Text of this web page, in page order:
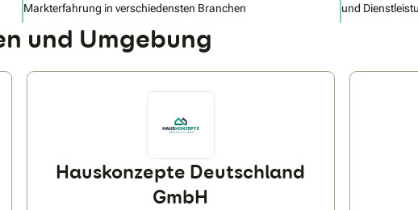
Markterfahrung in verschiedensten Branchen und
und Umgebung
Hauskonzepte Deutschland
GmbH